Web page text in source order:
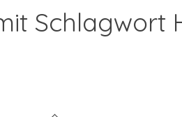
Schlagwort